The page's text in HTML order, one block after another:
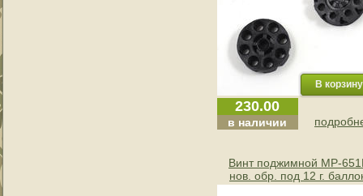
230.00
в наличии
Винт поджимной МР-
нов. обр. под 12 г.
(29595)